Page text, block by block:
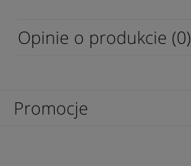
Opinie o produkcie (0)
Promocje